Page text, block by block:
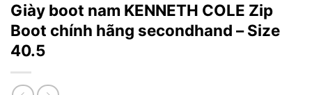
Giày boot nam KENNETH COLE Zip
Boot chính hãng secondhand – Size
40.5